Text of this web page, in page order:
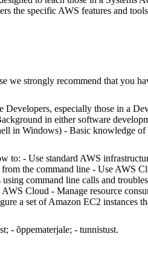
the specific AWS features and
we strongly recommend that you
Developers, especially those in a
in either software
in Windows) - Basic knowledge
to: - Use standard AWS
the command line - Use AWS
command line calls and
Cloud - Manage resource
a set of Amazon EC2 instances
- õppematerjale; - tunnistust.